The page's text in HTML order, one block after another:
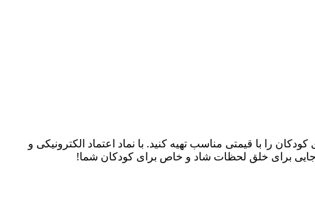
کودکان را با قیمتی مناسب تهیه کنید. با نماد اعتماد الکترونیکی و
جایی برای خلق لحظات شاد و خاص برای کودکان شما!